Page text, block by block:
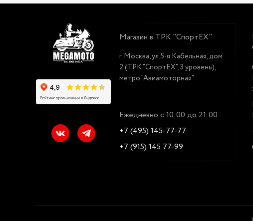
Магазин в ТРК "СпортЕХ"
г. Москва, ул.5-я Кабельная, дом
2 (ТРК "СпортЕХ", 3 уровень),
метро "Авиамоторная"
Ежедневно с 10:00 до 21:00
+7 (495) 145-77-77
+7 (915) 145 77-99